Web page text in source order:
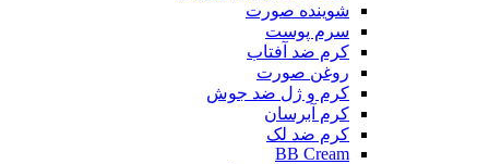
شوینده صورت
سرم پوست
کرم ضد آفتاب
روغن صورت
کرم و ژل ضد جوش
کرم آبرسان
کرم ضد لک
BB Cream